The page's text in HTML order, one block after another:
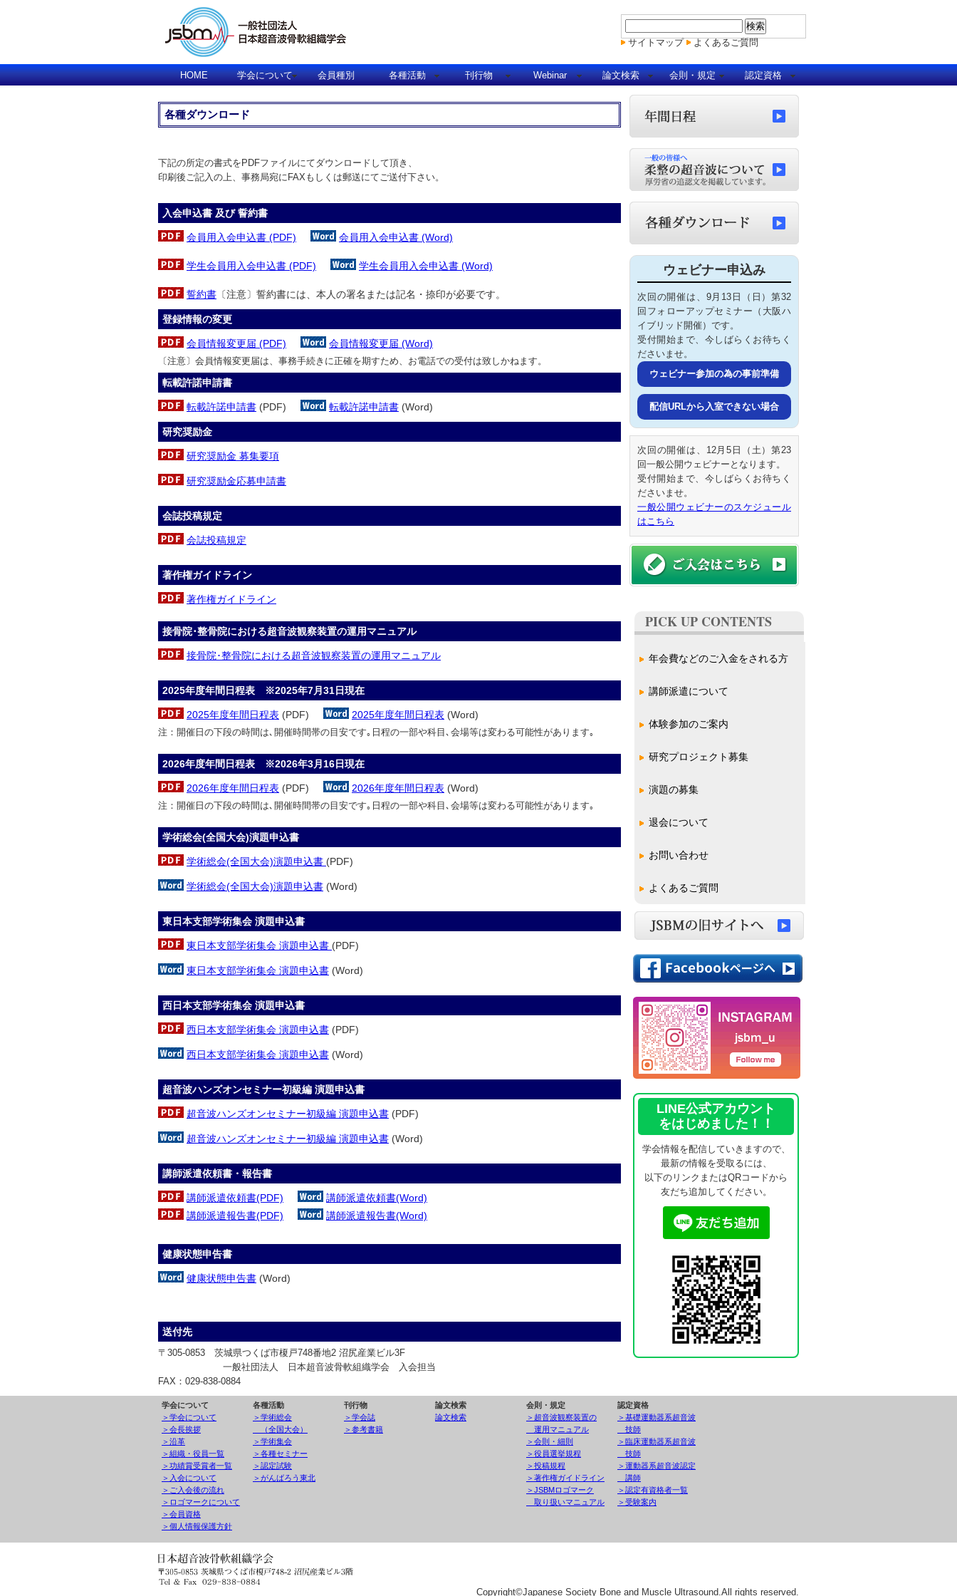
サイトマップ よくあるご質問
HOME 学会について 会員種別 各種活動 刊行物 Webinar 論文検索 会則・規定 認定資格
各種ダウンロード
下記の所定の書式をPDFファイルにてダウンロードして頂き、
印刷後ご記入の上、事務局宛にFAXもしくは郵送にてご送付下さい。
入会申込書 及び 誓約書
会員用入会申込書 (PDF) 会員用入会申込書 (Word)
学生会員用入会申込書 (PDF) 学生会員用入会申込書 (Word)
誓約書 〔注意〕誓約書には、本人の署名または記名・捺印が必要です。
登録情報の変更
会員情報変更届 (PDF) 会員情報変更届 (Word)
〔注意〕会員情報変更届は、事務手続きに正確を期すため、お電話での受付は致しかねます。
転載許諾申請書
転載許諾申請書 (PDF) 転載許諾申請書 (Word)
研究奨励金
研究奨励金 募集要項
研究奨励金応募申請書
会誌投稿規定
会誌投稿規定
著作権ガイドライン
著作権ガイドライン
接骨院･整骨院における超音波観察装置の運用マニュアル
接骨院･整骨院における超音波観察装置の運用マニュアル
2025年度年間日程表 ※2025年7月31日現在
2025年度年間日程表 (PDF) 2025年度年間日程表 (Word)
注：開催日の下段の時間は､開催時間帯の目安です｡日程の一部や科目､会場等は変わる可能性があります｡
2026年度年間日程表 ※2026年3月16日現在
2026年度年間日程表 (PDF) 2026年度年間日程表 (Word)
注：開催日の下段の時間は､開催時間帯の目安です｡日程の一部や科目､会場等は変わる可能性があります｡
学術総会(全国大会)演題申込書
学術総会(全国大会)演題申込書 (PDF)
学術総会(全国大会)演題申込書 (Word)
東日本支部学術集会 演題申込書
東日本支部学術集会 演題申込書 (PDF)
東日本支部学術集会 演題申込書 (Word)
西日本支部学術集会 演題申込書
西日本支部学術集会 演題申込書 (PDF)
西日本支部学術集会 演題申込書 (Word)
超音波ハンズオンセミナー初級編 演題申込書
超音波ハンズオンセミナー初級編 演題申込書 (PDF)
超音波ハンズオンセミナー初級編 演題申込書 (Word)
講師派遣依頼書・報告書
講師派遣依頼書(PDF)
講師派遣依頼書(Word)
講師派遣報告書(PDF)
講師派遣報告書(Word)
健康状態申告書
健康状態申告書 (Word)
送付先
〒305-0853 茨城県つくば市榎戸748番地2 沼尻産業ビル3F
一般社団法人 日本超音波骨軟組織学会 入会担当
FAX：029-838-0884
ウェビナー申込み
次回の開催は、9月13日（日）第32
回フォローアップセミナー（大阪ハ
イブリッド開催）です。
受付開始まで、今しばらくお待ちく
ださいませ。
ウェビナー参加の為の事前準備
配信URLから入室できない場合
次回の開催は、12月5日（土）第23
回一般公開ウェビナーとなります。
受付開始まで、今しばらくお待ちく
ださいませ。
一般公開ウェビナーのスケジュール
はこちら
PICK UP CONTENTS
年会費などのご入金をされる方
講師派遣について
体験参加のご案内
一般の方
学校関係の方
研究プロジェクト募集
演題の募集
学術総会(全国大会)
学術集会
東日本支部
西日本支部
超音波ハンズオンセミナー
退会について
お問い合わせ
よくあるご質問
LINE公式アカウント
をはじめました！！
学会情報を配信していきますので、
最新の情報を受取るには、
以下のリンクまたはQRコードから
友だち追加してください。
学会について
＞学会について
＞会長挨拶
＞沿革
＞組織・役員一覧
＞功績賞受賞者一覧
＞入会について
＞ご入会後の流れ
＞ロゴマークについて
＞会員資格
＞個人情報保護方針
各種活動
＞学術総会
（全国大会）
＞学術集会
＞各種セミナー
＞認定試験
＞がんばろう東北
刊行物
＞学会誌
＞参考書籍
論文検索
論文検索
会則・規定
＞超音波観察装置の
運用マニュアル
＞会則・細則
＞役員選挙規程
＞投稿規程
＞著作権ガイドライン
＞JSBMロゴマーク
取り扱いマニュアル
認定資格
＞基礎運動器系超音波
技師
＞臨床運動器系超音波
技師
＞運動器系超音波認定
講師
＞認定有資格者一覧
＞受験案内
Copyright©Japanese Society Bone and Muscle Ultrasound.All rights reserved.